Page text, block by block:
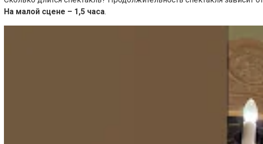
На малой сцене – 1,5 часа.